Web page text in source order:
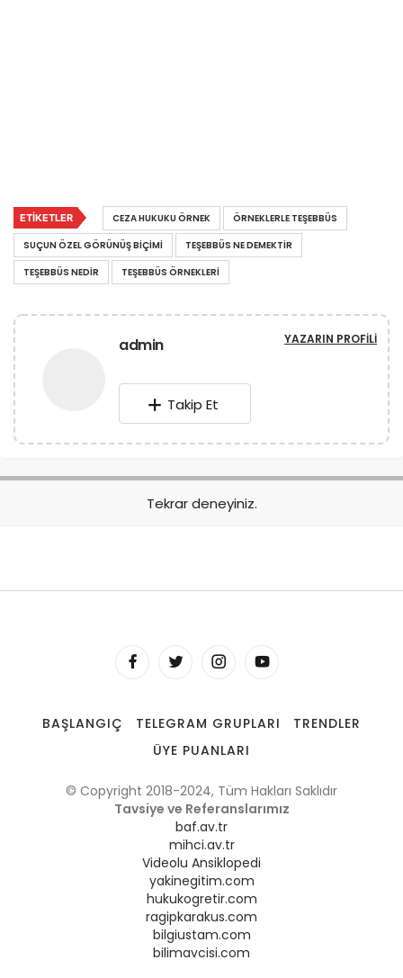
ETIKETLER CEZA HUKUKU ÖRNEK
ÖRNEKLERLE TEŞEBBÜS
SUÇUN ÖZEL GÖRÜNÜŞ BIÇIMI
TEŞEBBÜS NE DEMEKTIR
TEŞEBBÜS NEDIR
TEŞEBBÜS ÖRNEKLERI
admin YAZARIN PROFILI
Takip Et
Tekrar deneyiniz.
BAŞLANGIÇ TELEGRAM GRUPLARI
TRENDLER
ÜYE PUANLARI
© Copyright 2018-2024, Tüm Hakları Saklıdır
Tavsiye ve Referanslarımız
baf.av.tr
mihci.av.tr
Videolu Ansiklopedi
yakinegitim.com
hukukogretir.com
ragipkarakus.com
bilgiustam.com
bilimavcisi.com